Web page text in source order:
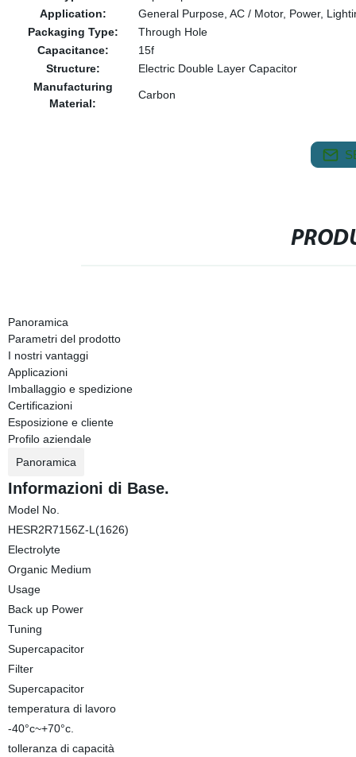
Application:
General Purpose, AC / Motor, Power,
Packaging Type:
Through Hole
Capacitance:
15f
Structure:
Electric Double Layer Capacitor
Manufacturing
Material:
Carbon
Panoramica
Parametri del prodotto
I nostri vantaggi
Applicazioni
Imballaggio e spedizione
Certificazioni
Esposizione e cliente
Profilo aziendale
Panoramica
Informazioni di Base.
Model No.
HESR2R7156Z-L(1626)
Electrolyte
Organic Medium
Usage
Back up Power
Tuning
Supercapacitor
Filter
Supercapacitor
temperatura di lavoro
-40°c~+70°c.
tolleranza di capacità